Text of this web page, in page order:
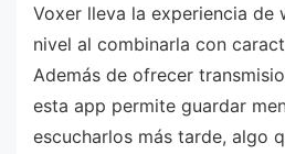
Voxer lleva la experiencia de
nivel al combinarla con
Además de ofrecer
esta app permite guardar
escucharlos más tarde, algo